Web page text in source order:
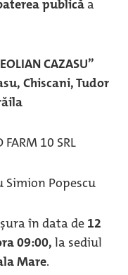
publică a
CAZASU”
Chiscani, Tudor
10 SRL
Simion Popescu
în data de 12
09:00, la sediul
Mare.